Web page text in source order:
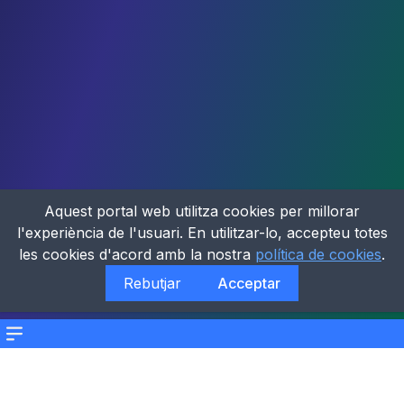
Menu
Aquest portal web utilitza cookies per millorar
l'experiència de l'usuari. En utilitzar-lo, accepteu totes
les cookies d'acord amb la nostra política de cookies.
Rebutjar
Acceptar